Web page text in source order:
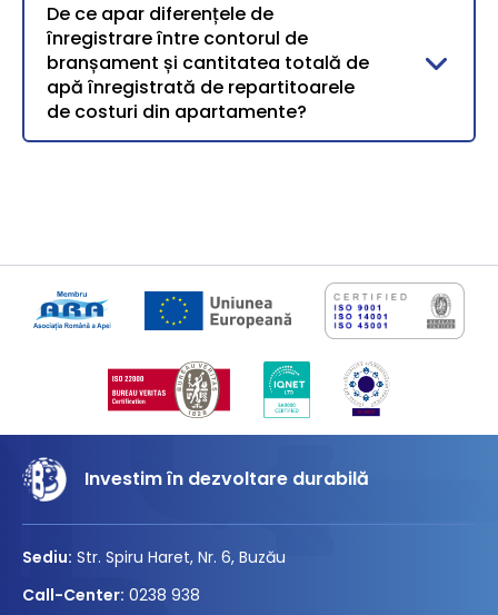
De ce apar diferențele de
înregistrare între contorul de
branșament și cantitatea totală de
apă înregistrată de repartitoarele
de costuri din apartamente?
Investim în dezvoltare durabilă
Sediu: Str. Spiru Haret, Nr. 6, Buzău
Call-Center: 0238 938